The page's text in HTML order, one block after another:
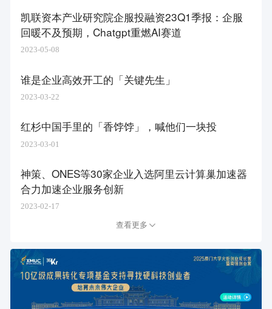
凯联资本产业研究院企服投融资23Q1季报：企服
回暖不及预期，Chatgpt重燃AI赛道
2023-05-08
谁是企业高效开工的「关键先生」​
2023-03-22
红杉中国手里的「香饽饽」，喊他们一块投
2023-03-01
神策、ONES等30家企业入选阿里云计算巢加速器
合力加速企业服务创新
2023-02-17
查看更多